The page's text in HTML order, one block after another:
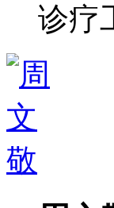
诊疗